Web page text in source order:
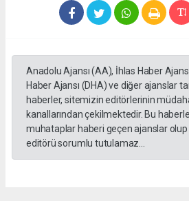
Anadolu Ajansı (AA), İhlas Haber
Haber Ajansı (DHA) ve diğer ajanslar
haberler, sitemizin editörlerinin
kanallarından çekilmektedir. Bu
muhataplar haberi geçen ajanslar
editörü sorumlu tutulamaz...